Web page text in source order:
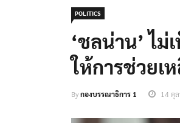
POLITICS
‘ชลน่าน’ ไ
ให้การช่วยเ
Byกองบรรณาธิการ 1 14 ตุ